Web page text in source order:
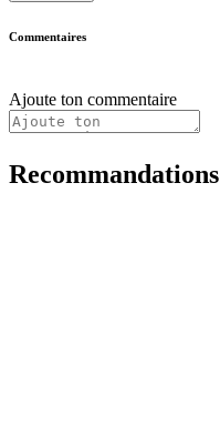
Commentaires
Ajoute ton commentaire
Recommandations